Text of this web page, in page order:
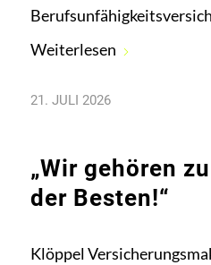
Weiterlesen
21. JULI 2026
„Wir gehören
der Besten!“
Klöppel